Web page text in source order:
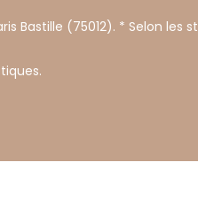
Bastille (75012). * Selon les